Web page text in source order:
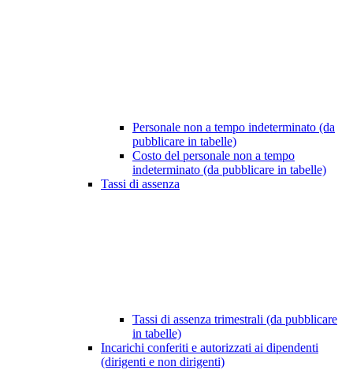
Personale non a tempo indeterminato (da
pubblicare in tabelle)
Costo del personale non a tempo
indeterminato (da pubblicare in tabelle)
Tassi di assenza
Tassi di assenza trimestrali (da pubblicare
in tabelle)
Incarichi conferiti e autorizzati ai dipendenti
(dirigenti e non dirigenti)